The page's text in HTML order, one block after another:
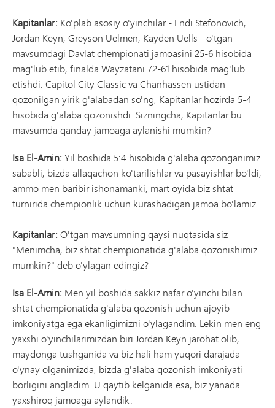
Kapitanlar: Ko'plab asosiy o'yinchilar - Endi Stefonovich,
Jordan Keyn, Greyson Uelmen, Kayden Uells - o'tgan
mavsumdagi Davlat chempionati jamoasini 25-6 hisobida
mag'lub etib, finalda Wayzatani 72-61 hisobida mag'lub
etishdi. Capitol City Classic va Chanhassen ustidan
qozonilgan yirik g'alabadan so'ng, Kapitanlar hozirda 5-4
hisobida g'alaba qozonishdi. Sizningcha, Kapitanlar bu
mavsumda qanday jamoaga aylanishi mumkin?
Isa El-Amin: Yil boshida 5:4 hisobida g'alaba qozonganimiz
sababli, bizda allaqachon ko'tarilishlar va pasayishlar bo'ldi,
ammo men baribir ishonamanki, mart oyida biz shtat
turnirida chempionlik uchun kurashadigan jamoa bo'lamiz.
Kapitanlar: O'tgan mavsumning qaysi nuqtasida siz
"Menimcha, biz shtat chempionatida g'alaba qozonishimiz
mumkin?" deb o'ylagan edingiz?
Isa El-Amin: Men yil boshida sakkiz nafar o'yinchi bilan
shtat chempionatida g'alaba qozonish uchun ajoyib
imkoniyatga ega ekanligimizni o'ylagandim. Lekin men eng
yaxshi o'yinchilarimizdan biri Jordan Keyn jarohat olib,
maydonga tushganida va biz hali ham yuqori darajada
o'ynay olganimizda, bizda g'alaba qozonish imkoniyati
borligini angladim. U qaytib kelganida esa, biz yanada
yaxshiroq jamoaga aylandik.